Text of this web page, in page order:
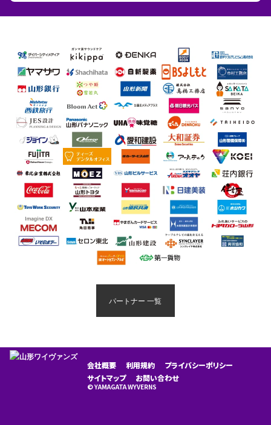
パートナー 一覧
会社概要 利用規約
プライバシーポリシー
サイトマップ
お問い合わせ
© YAMAGATA WYVERNS